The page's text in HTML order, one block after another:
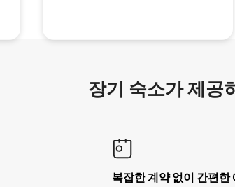
장기 숙소가 제공
복잡한 계약 없이 간편한